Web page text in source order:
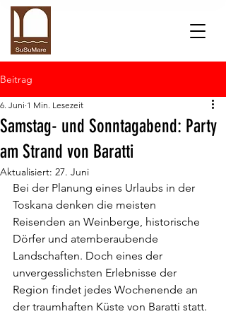
Beitrag
Samstag- und Sonntagabend: Party
am Strand von Baratti
6. Juni 1 Min. Lesezeit
Aktualisiert: 27. Juni
Bei der Planung eines Urlaubs in der
Toskana denken die meisten
Reisenden an Weinberge, historische
Dörfer und atemberaubende
Landschaften. Doch eines der
unvergesslichsten Erlebnisse der
Region findet jedes Wochenende an
der traumhaften Küste von Baratti statt.